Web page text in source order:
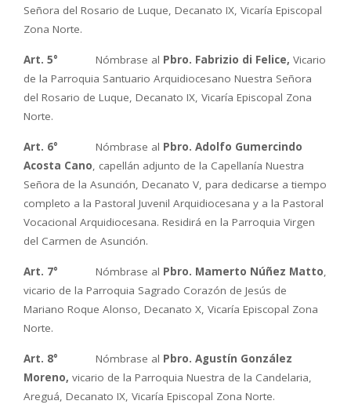
Señora del Rosario de Luque, Decanato IX, Vicaría Episcopal
Zona Norte.
Art. 5° Nómbrase al Pbro. Fabrizio di Felice, Vicario
de la Parroquia Santuario Arquidiocesano Nuestra Señora
del Rosario de Luque, Decanato IX, Vicaría Episcopal Zona
Norte.
Art. 6° Nómbrase al Pbro. Adolfo Gumercindo
Acosta Cano, capellán adjunto de la Capellanía Nuestra
Señora de la Asunción, Decanato V, para dedicarse a tiempo
completo a la Pastoral Juvenil Arquidiocesana y a la Pastoral
Vocacional Arquidiocesana. Residirá en la Parroquia Virgen
del Carmen de Asunción.
Art. 7° Nómbrase al Pbro. Mamerto Núñez Matto,
vicario de la Parroquia Sagrado Corazón de Jesús de
Mariano Roque Alonso, Decanato X, Vicaría Episcopal Zona
Norte.
Art. 8° Nómbrase al Pbro. Agustín González
Moreno, vicario de la Parroquia Nuestra de la Candelaria,
Areguá, Decanato IX, Vicaría Episcopal Zona Norte.